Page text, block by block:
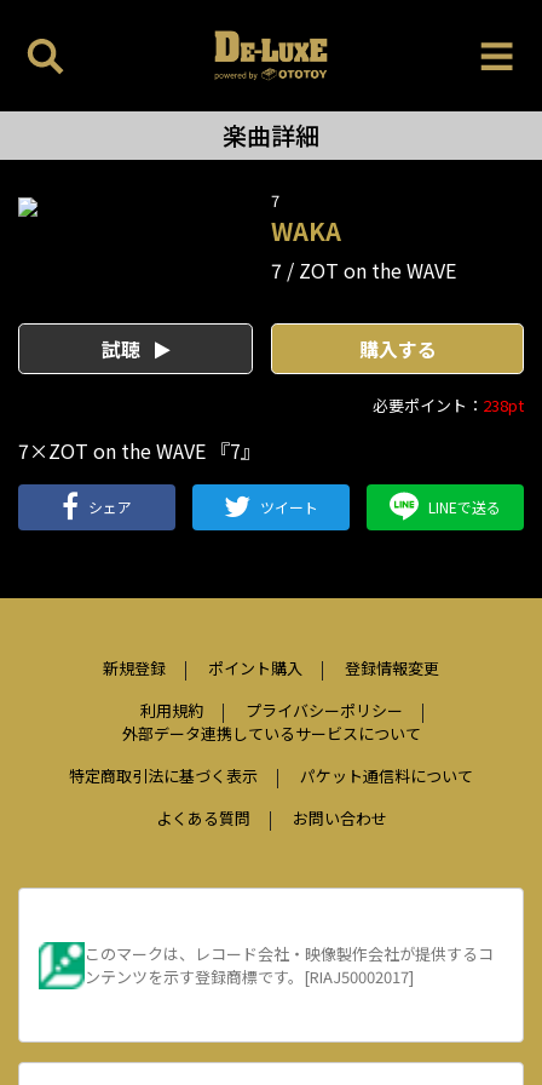
楽曲詳細
7
WAKA
7 ZOT on the WAVE
試聴 購入する
必要ポイント： 238pt
7×ZOT on the WAVE 『7』
シェア ツイート LINEで送る
新規登録 ポイント購入
登録情報変更
利用規約
プライバシーポリシー
外部データ連携しているサービスについて
特定商取引法に基づく表示
パケット通信料について
よくある質問
お問い合わせ
このマークは、レコード会社・映像製作会社が提供するコ
ンテンツを示す登録商標です。[RIAJ50002017]